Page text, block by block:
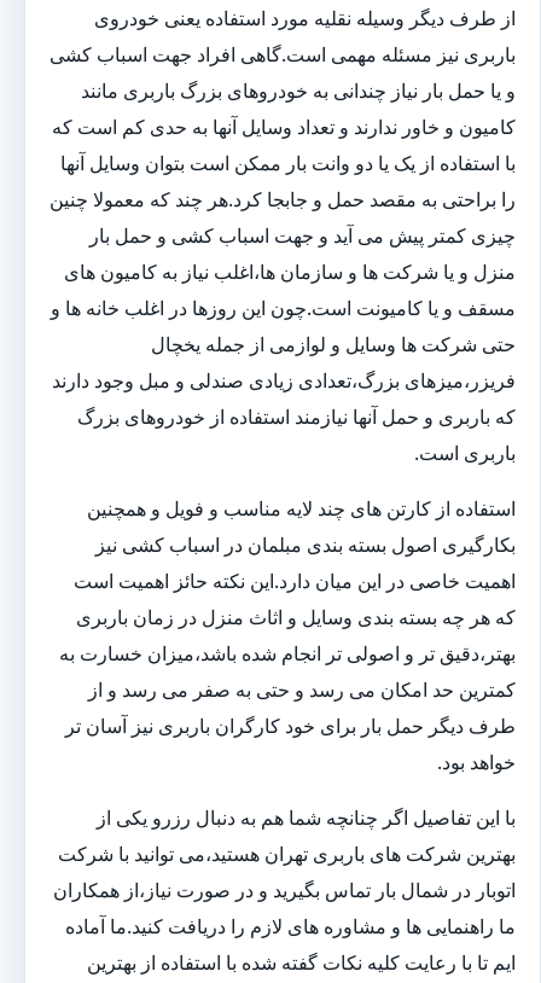
از طرف دیگر وسیله نقلیه مورد استفاده یعنی خودروی
باربری نیز مسئله مهمی است.گاهی افراد جهت اسباب کشی
و یا حمل بار نیاز چندانی به خودروهای بزرگ باربری مانند
کامیون و خاور ندارند و تعداد وسایل آنها به حدی کم است که
با استفاده از یک یا دو وانت بار ممکن است بتوان وسایل آنها
را براحتی به مقصد حمل و جابجا کرد.هر چند که معمولا چنین
چیزی کمتر پیش می آید و جهت اسباب کشی و حمل بار
منزل و یا شرکت ها و سازمان ها،اغلب نیاز به کامیون های
مسقف و یا کامیونت است.چون این روزها در اغلب خانه ها و
حتی شرکت ها وسایل و لوازمی از جمله یخچال
فریزر،میزهای بزرگ،تعدادی زیادی صندلی و مبل وجود دارند
که باربری و حمل آنها نیازمند استفاده از خودروهای بزرگ
باربری است.
استفاده از کارتن های چند لایه مناسب و فویل و همچنین
بکارگیری اصول بسته بندی مبلمان در اسباب کشی نیز
اهمیت خاصی در این میان دارد.این نکته حائز اهمیت است
که هر چه بسته بندی وسایل و اثاث منزل در زمان باربری
بهتر،دقیق تر و اصولی تر انجام شده باشد،میزان خسارت به
کمترین حد امکان می رسد و حتی به صفر می رسد و از
طرف دیگر حمل بار برای خود کارگران باربری نیز آسان تر
خواهد بود.
با این تفاصیل اگر چنانچه شما هم به دنبال رزرو یکی از
بهترین شرکت های باربری تهران هستید،می توانید با شرکت
اتوبار در شمال بار تماس بگیرید و در صورت نیاز،از همکاران
ما راهنمایی ها و مشاوره های لازم را دریافت کنید.ما آماده
ایم تا با رعایت کلیه نکات گفته شده با استفاده از بهترین